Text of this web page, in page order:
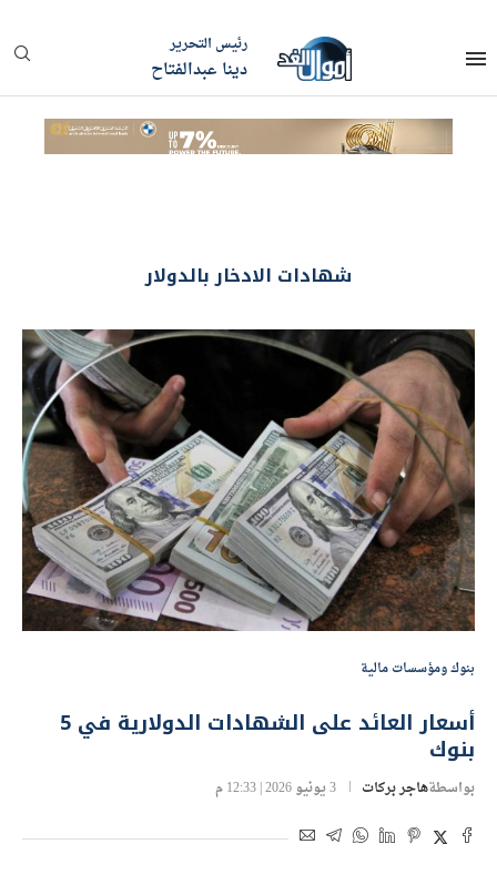
رئيس التحرير
دينا عبدالفتاح
شهادات الادخار بالدولار
بنوك ومؤسسات مالية
أسعار العائد على الشهادات الدولارية في 5
بنوك
بواسطةهاجر بركات 3 يونيو 2026 | 12:33 م